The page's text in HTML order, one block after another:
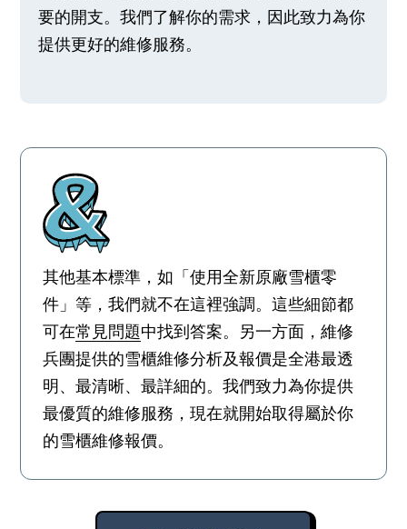
要的開支。我們了解你的需求，因此致力為你
提供更好的維修服務。
其他基本標準，如「使用全新原廠雪櫃零
件」等，我們就不在這裡強調。這些細節都
可在常見問題中找到答案。另一方面，維修
兵團提供的雪櫃維修分析及報價是全港最透
明、最清晰、最詳細的。我們致力為你提供
最優質的維修服務，現在就開始取得屬於你
的雪櫃維修報價。